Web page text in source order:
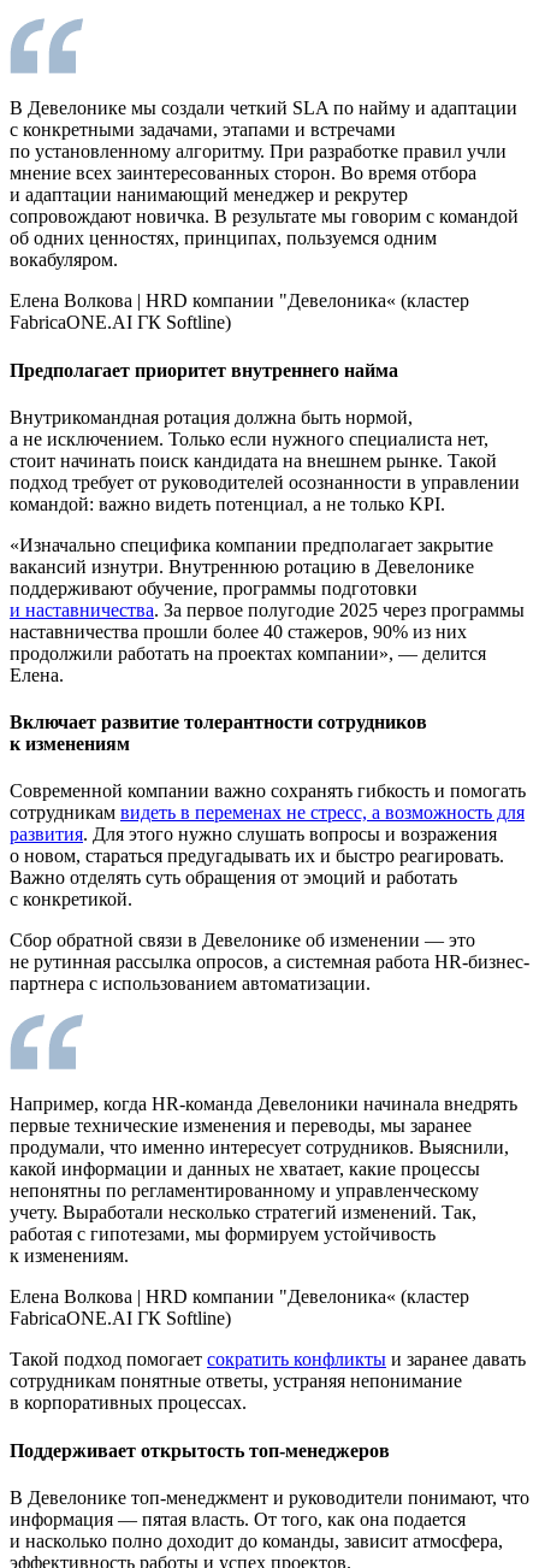
В Девелонике мы создали четкий SLA по найму и адаптации
с конкретными задачами, этапами и встречами
по установленному алгоритму. При разработке правил учли
мнение всех заинтересованных сторон. Во время отбора
и адаптации нанимающий менеджер и рекрутер
сопровождают новичка. В результате мы говорим с командой
об одних ценностях, принципах, пользуемся одним
вокабуляром.
Елена Волкова | HRD компании "Девелоника‎«‎ (кластер
FabricaONE.AI ГК Softline)
Предполагает приоритет внутреннего найма
Внутрикомандная ротация должна быть нормой,
а не исключением. Только если нужного специалиста нет,
стоит начинать поиск кандидата на внешнем рынке. Такой
подход требует от руководителей осознанности в управлении
командой: важно видеть потенциал, а не только KPI.
«Изначально специфика компании предполагает закрытие
вакансий изнутри. ‎Внутреннюю ротацию в Девелонике
поддерживают обучение, программы подготовки
и наставничества. За первое полугодие 2025 через программы
наставничества прошли более 40 стажеров, 90% из них
продолжили работать на проектах компании», — делится
Елена.‎
Включает развитие толерантности сотрудников
к изменениям
Современной компании важно сохранять гибкость и помогать
сотрудникам видеть в переменах не стресс, а возможность для
развития. Для этого нужно слушать вопросы и возражения
о новом, стараться предугадывать их и быстро реагировать.
Важно отделять суть обращения от эмоций и работать
с конкретикой.
Сбор обратной связи в Девелонике об изменении — это
не рутинная рассылка опросов, а системная работа HR-бизнес-
партнера с использованием автоматизации.
Например, когда HR-команда Девелоники начинала внедрять
первые технические изменения и переводы, мы заранее
продумали, что именно интересует сотрудников. Выяснили,
какой информации и данных не хватает, какие процессы
непонятны по регламентированному и управленческому
учету. Выработали несколько стратегий изменений. Так,
работая с гипотезами, мы формируем устойчивость
к изменениям.
Елена Волкова | HRD компании "Девелоника‎«‎ (кластер
FabricaONE.AI ГК Softline)
Такой подход помогает сократить конфликты и заранее давать
сотрудникам понятные ответы, устраняя непонимание
в корпоративных процессах.
Поддерживает открытость топ-менеджеров
В Девелонике топ-менеджмент и руководители понимают, что
информация — пятая власть. От того, как она подается
и насколько полно доходит до команды, зависит атмосфера,
эффективность работы и успех проектов.